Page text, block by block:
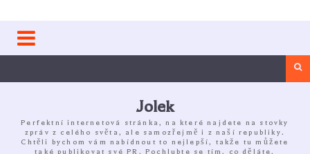
to
content
Jolek
Perfektní internetová stránka, na které najdete na stovky
zpráv z celého světa, ale samozřejmě i z naší republiky.
Chtěli bychom vám nabídnout to nejlepší, takže tu můžete
také publikovat své PR. Pochlubte se tím, co děláte.